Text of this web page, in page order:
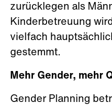
zurücklegen als
Kinderbetreuung
vielfach
gestemmt.
Mehr Gender, mehr
Gender Planning